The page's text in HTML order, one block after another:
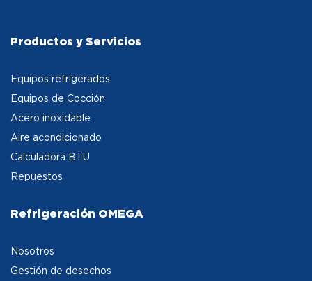
Productos y Servicios
Equipos refrigerados
Equipos de Cocción
Acero inoxidable
Aire acondicionado
Calculadora BTU
Repuestos
Refrigeración OMEGA
Nosotros
Gestión de desechos